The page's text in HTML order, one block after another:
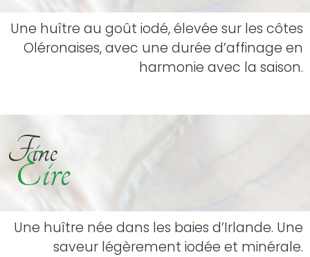
Une huître au goût iodé, élevée sur les côtes
Oléronaises, avec une durée d’affinage en
harmonie avec la saison.
Fine
Eire
Une huître née dans les baies d’Irlande. Une
saveur légèrement iodée et minérale.